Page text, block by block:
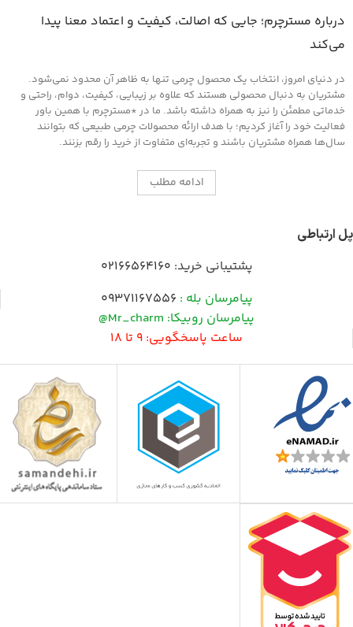
روش مصرف :
ابتدا سطح مورد نظر را کاملا از هرگونه گرد و
غبار تمیز کرده و سپس لایه ای نازک از این
تا خشک شود ، سپس با دستمالی تمیز یا پد
های مخصوص که در همین بخش اکسسوری
موجود است سطح را جلادهید .
درباره مسترچرم؛ جایی که اصالت، کیفیت و اعتماد معنا پیدا
می‌کند
در دنیای امروز، انتخاب یک محصول چرمی تنها به ظاهر آن محدود نمی‌شود.
مشتریان به دنبال محصولی هستند که علاوه بر زیبایی، کیفیت، دوام، راحتی و
خدماتی مطمئن را نیز به همراه داشته باشد. ما در *مسترچرم با همین باور
فعالیت خود را آغاز کردیم؛ با هدف ارائه محصولات چرمی طبیعی که بتوانند
سال‌ها همراه مشتریان باشند و تجربه‌ای متفاوت از خرید را رقم بزنند.
ادامه مطلب
پل ارتباطی
پشتیبانی خرید: 02166564160
پیامرسان بله : 09371167556
پیامرسان روبیکا: Mr_charm@
ساعت پاسخگویی: 9 تا 18